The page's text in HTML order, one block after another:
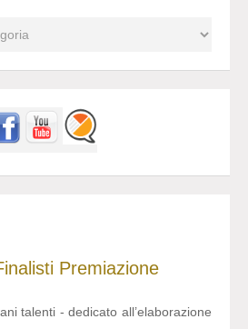
Premiazione
talenti - dedicato all’elaborazione